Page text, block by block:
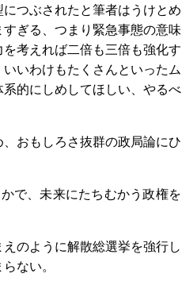
つぶされたと筆者はうけとめ
ぎる、つまり緊急事態の意味
考えれば二倍も三倍も強化す
いわけもたくさんといったム
的にしめしてほしい、やるべ
おもしろさ抜群の政局論にひ
で、未来にたちむかう政権を
のように解散総選挙を強行し
ない。